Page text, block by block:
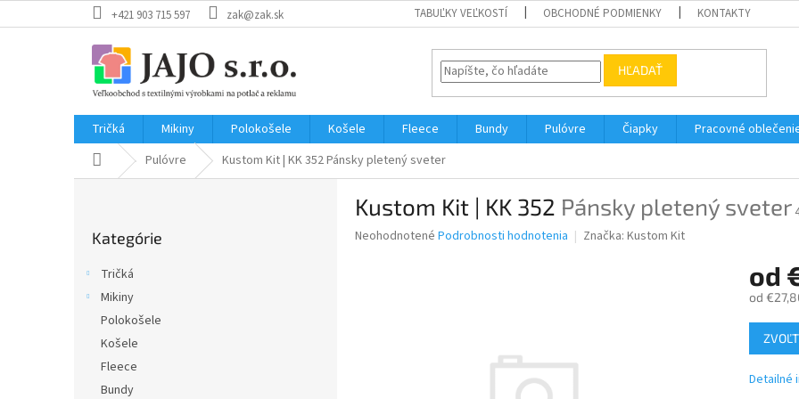
na
+421 903 715 597 zak@zak.sk TABUĽKY VEĽKOSTÍ OBCHODNÉ PODMIENKY KONTAKTY
HĽADAŤ
Tričká Mikiny Polokošele Košele Fleece Bundy Pulóvre Čiapky Pracovné
DomovPulóvre Kustom Kit | KK 352Pánsky pletený sveter
kategórie
Kategórie
Tričká
Mikiny
Polokošele
Košele
Fleece
Bundy
Kustom Kit | KK 352 Pánsky pletený sveter
Priemerné
Neohodnotené Podrobnosti hodnotenia Značka: Kustom Kit
od
od
cena:
Detailné